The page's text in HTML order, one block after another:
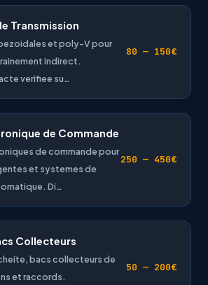
Transmission
et poly-V pour
indirect.
verifiee su…
80 — 150€
de Commande
de commande pour
et systemes de
Di…
250 — 450€
Collecteurs
bacs collecteurs de
et raccords.
50 — 200€